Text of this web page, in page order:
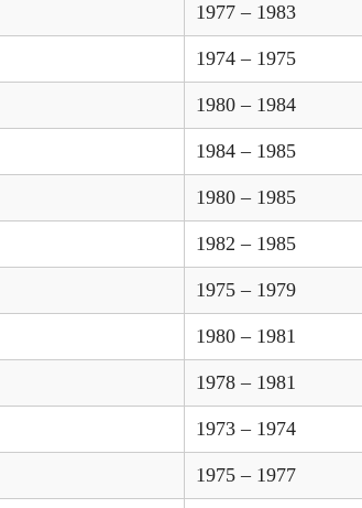
1977 – 1983
1974 – 1975
1980 – 1984
1984 – 1985
1980 – 1985
1982 – 1985
1975 – 1979
1980 – 1981
1978 – 1981
1973 – 1974
1975 – 1977